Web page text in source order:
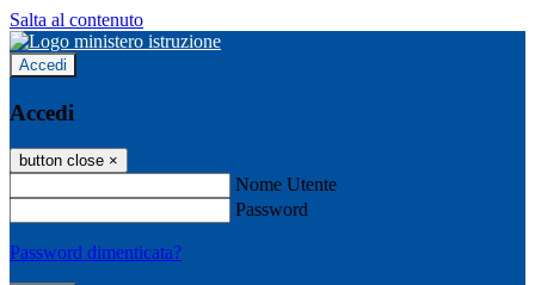
Salta al contenuto
Accedi
Accedi
button close ×
Nome Utente
Password
Password dimenticata?